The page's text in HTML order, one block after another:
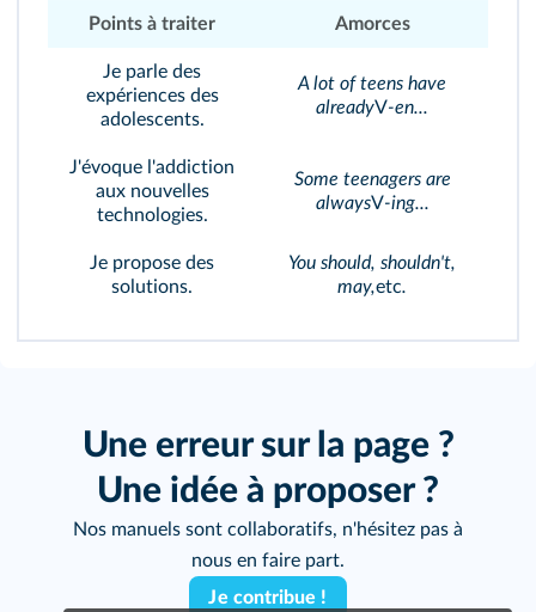
Points à traiter Amorces
Je parle des
expériences des
adolescents.
A lot of teens have
alreadyV-en...
J'évoque l'addiction
aux nouvelles
technologies.
Some teenagers are
alwaysV-ing...
Je propose des
solutions.
You should, shouldn't,
may,etc.
Une erreur sur la page ?
Une idée à proposer ?
Nos manuels sont collaboratifs, n'hésitez pas à
nous en faire part.
Je contribue !